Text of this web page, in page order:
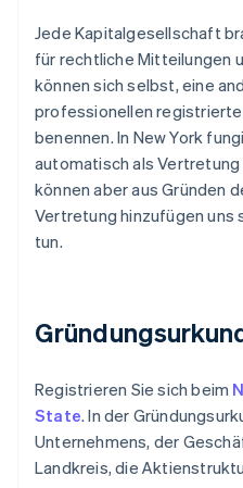
Jede Kapitalgesellschaft
für rechtliche Mitteilungen
können sich selbst, eine
professionellen
benennen. In New York
automatisch als
können aber aus Gründen
Vertretung hinzufügen uns
tun.
Registrieren Sie sich beim
State. In der
Unternehmens, der
Landkreis, die